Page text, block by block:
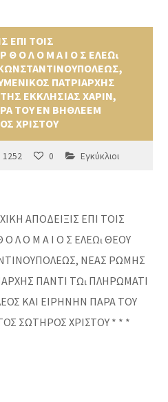
ΕΠΙ ΤΟΙΣ
Θ Ο Λ Ο Μ Α Ι Ο Σ ΕΛΕῼ
ΠΑΤΡΙΑΡΧΗΣ
ΕΚΚΛΗΣΙΑΣ ΧΑΡΙΝ,
ΤΟΥ ΕΝ ΒΗΘΛΕΕΜ
ΧΡΙΣΤΟΥ
1252 0 Εγκύκλιοι
ΑΠΟΔΕΙΞΙΣ ΕΠΙ ΤΟΙΣ
Ο Λ Ο Μ Α Ι Ο Σ ΕΛΕῼ ΘΕΟΥ
ΝΕΑΣ ΡΩΜΗΣ
ΠΑΝΤΙ Τῼ ΠΛΗΡΩΜΑΤΙ
ΚΑΙ ΕΙΡΗΝΗΝ ΠΑΡΑ ΤΟΥ
ΣΩΤΗΡΟΣ ΧΡΙΣΤΟΥ * * *